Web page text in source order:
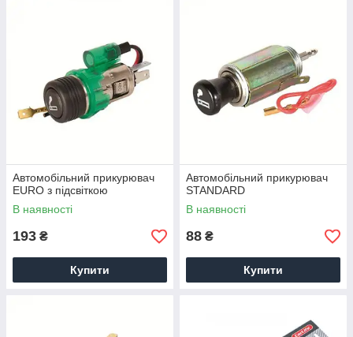
Автомобільний прикурювач
EURO з підсвіткою
В наявності
193 ₴
Купити
Автомобільний прикурювач
STANDARD
В наявності
88 ₴
Купити